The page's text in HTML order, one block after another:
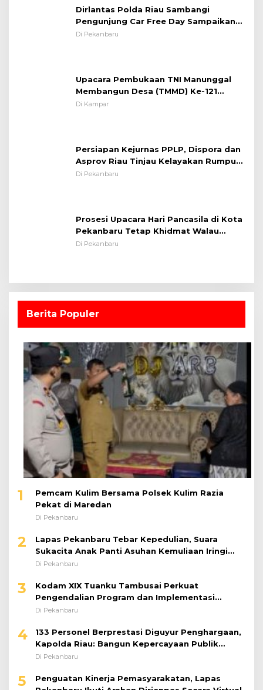
Dirlantas Polda Riau Sambangi
Pengunjung Car Free Day Sampaikan
Pesan Edukasi Kamtibmas &
Di Pekanbaru
Kodim 0313/KPR Tahun 2024) ?
Di Kampar
Lapangan Sepakbola
Di Pekanbaru
Dalam Ruangan
Di Pekanbaru
Berita Populer
Pemcam Kulim Bersama Polsek Kulim Razia
Pekat di Maredan
Di Pekanbaru
Lapas Pekanbaru Tebar Kepedulian, Suara
Bantuan Sosial
Di Pekanbaru
Kodam XIX Tuanku Tambusai Perkuat
Doktrin TNI AD
Di Pekanbaru
133 Personel Berprestasi Diguyur Penghargaan,
dengan Karya Nyata
Di Pekanbaru
Penguatan Kinerja Pemasyarakatan, Lapas
Di Pekanbaru